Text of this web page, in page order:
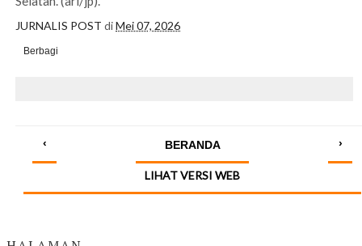
JURNALIS POST diMei 07, 2026
Berbagi
‹ ›
BERANDA
LIHAT VERSI WEB